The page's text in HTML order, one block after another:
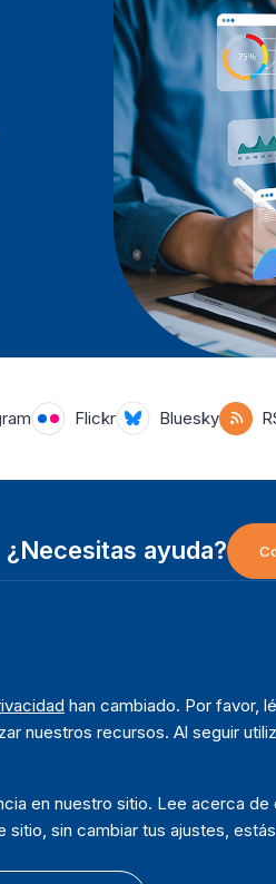
Flickr Bluesky
¿Necesitas ayuda?
menu
Sobre
han cambiado. Por favor,
nuestros recursos. Al seguir
en nuestro sitio. Lee acerca
sitio, sin cambiar tus ajustes,